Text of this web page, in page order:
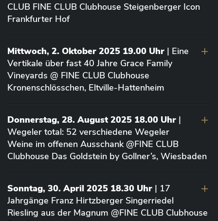
CLUB FINE CLUB Clubhouse Steigenberger Icon
Frankfurter Hof
Mittwoch, 2. Oktober 2025 19.00 Uhr | Eine
Vertikale über fast 40 Jahre Grace Family
Vineyards @ FINE CLUB Clubhouse
Kronenschlösschen, Eltville-Hattenheim
Donnerstag, 28. August 2025 18.00 Uhr |
Wegeler total: 52 verschiedene Wegeler
Weine im offenen Ausschank @FINE CLUB
Clubhouse Das Goldstein by Gollner’s, Wiesbaden
Sonntag, 30. April 2025 18.30 Uhr | 17
Jahrgänge Franz Hirtzberger Singerriedel
Riesling aus der Magnum @FINE CLUB Clubhouse